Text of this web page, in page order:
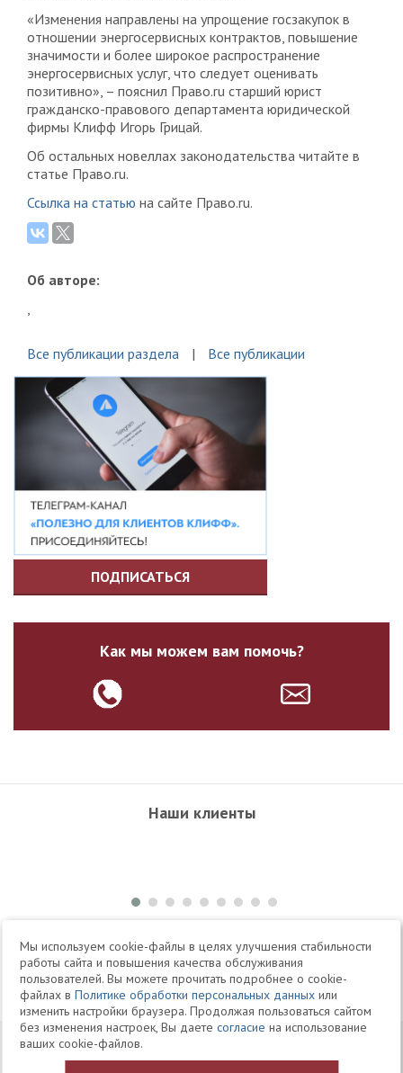
«Изменения направлены на упрощение госзакупок в
отношении энергосервисных контрактов, повышение
значимости и более широкое распространение
энергосервисных услуг, что следует оценивать
позитивно», – пояснил Право.ru старший юрист
гражданско-правового департамента юридической
фирмы Клифф Игорь Грицай.
Об остальных новеллах законодательства читайте в
статье Право.ru.
Ссылка на статью на сайте Право.ru.
Об авторе:
,
Все публикации раздела Все публикации
ПОДПИСАТЬСЯ
Как мы можем вам помочь?
Наши клиенты
+7 495 504-34-61
Telegram Max
© 1994-2026 Юридическая Фирма «Клифф»
Юридические услуги, аудит, офшоры
Мы используем cookie-файлы в целях улучшения стабильности
работы сайта и повышения качества обслуживания
пользователей. Вы можете прочитать подробнее о cookie-
файлах вПолитике обработки персональных данных или
изменить настройки браузера. Продолжая пользоваться сайтом
без изменения настроек, Вы даетесогласие на использование
ваших cookie-файлов.